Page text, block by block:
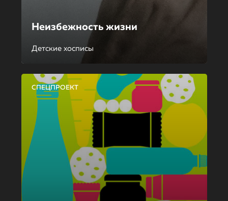
Неизбежность жизни
Детские хосписы
СПЕЦПРОЕКТ